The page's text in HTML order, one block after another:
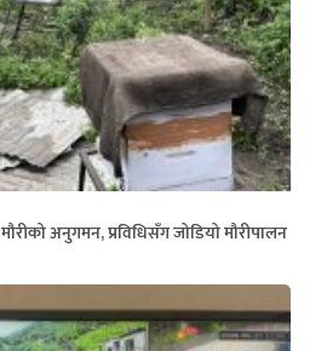
अनुगमन, प्रविधिसँग जोडियो मौरीपालन